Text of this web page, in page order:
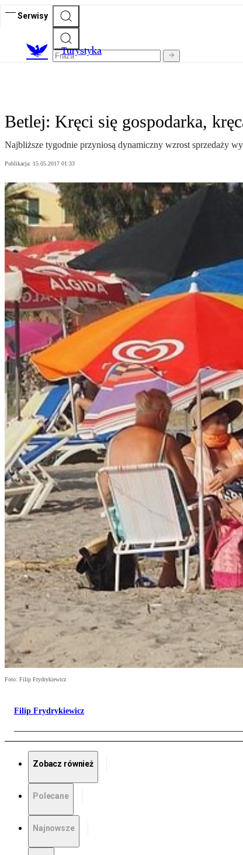
Serwisy
Turystyka
Betlej: Kręci się gospodarka,
Najbliższe tygodnie przyniosą dynamiczny wzrost sprzedaży
Publikacja: 15.05.2017 01:33
Foto: Filip Frydrykiewicz
Filip Frydrykiewicz
Zobacz również
Polecane
Najnowsze